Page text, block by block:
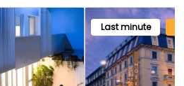
Last minute